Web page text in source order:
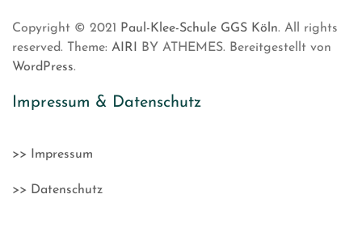
Copyright © 2021 Paul-Klee-Schule GGS Köln. All rights
reserved. Theme: AIRI
BY ATHEMES. Bereitgestellt von
WordPress.
Impressum & Datenschutz
>> Impressum
>> Datenschutz